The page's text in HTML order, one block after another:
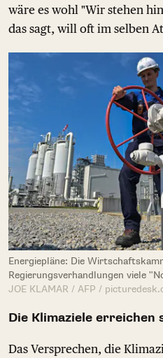
wäre es wohl "Wir stehen
das sagt, will oft im selben
Energiepläne: Die
Regierungsverhandlungen viele
JOE KLAMAR / AFP /
Die Klimaziele erreichen
Das Versprechen, die